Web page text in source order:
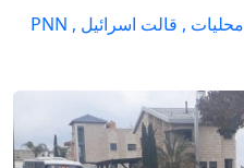
محليات , قالت اسرائيل , PNN